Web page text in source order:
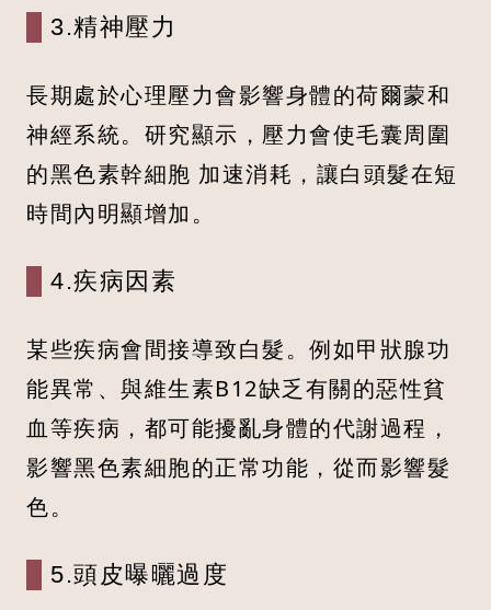
3.精神壓力
長期處於心理壓力會影響身體的荷爾蒙和
神經系統。研究顯示，壓力會使毛囊周圍
的黑色素幹細胞 加速消耗，讓白頭髮在短
時間內明顯增加。
4.疾病因素
某些疾病會間接導致白髮。例如甲狀腺功
能異常、與維生素B12缺乏有關的惡性貧
血等疾病，都可能擾亂身體的代謝過程，
影響黑色素細胞的正常功能，從而影響髮
色。
5.頭皮曝曬過度